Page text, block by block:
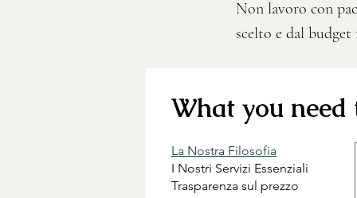
Non lavoro con
scelto e dal budget
What you
La Nostra Filosofia
I Nostri Servizi Essenziali
Trasparenza sul prezzo